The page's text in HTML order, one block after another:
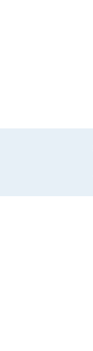
す
し
へ